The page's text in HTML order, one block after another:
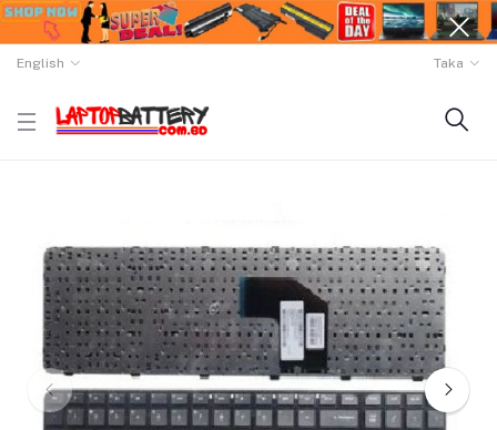
English Taka